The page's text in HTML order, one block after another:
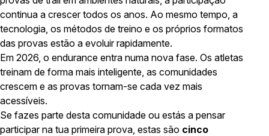
continua a crescer todos os anos. Ao mesmo tempo, a
tecnologia, os métodos de treino e os próprios formatos
das provas estão a evoluir rapidamente.
Em 2026, o endurance entra numa nova fase. Os atletas
treinam de forma mais inteligente, as comunidades
crescem e as provas tornam-se cada vez mais
acessíveis.
Se fazes parte desta comunidade ou estás a pensar
participar na tua primeira prova, estas são cinco